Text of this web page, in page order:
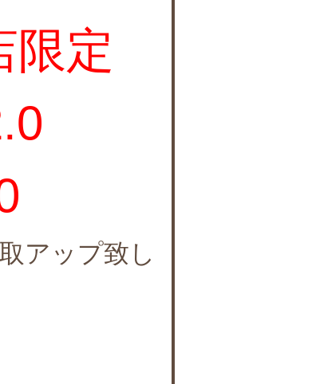
限定
アップ致し